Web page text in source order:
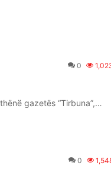
0
gazetës “Tirbuna”,…
0